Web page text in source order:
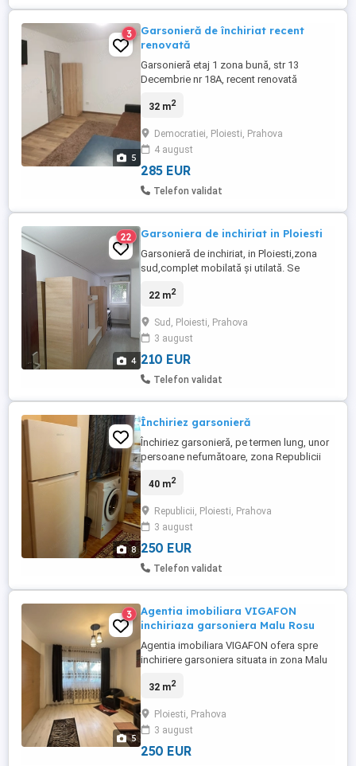
5
3
Garsonieră de închiriat recent
renovată
Garsonieră etaj 1 zona bună, str 13
Decembrie nr 18A, recent renovată
32 m2
Democratiei, Ploiesti, Prahova
4 august
285 EUR
Telefon validat
4
22 Garsoniera de inchiriat in Ploiesti
Garsonieră de inchiriat, in Ploiesti,zona
sud,complet mobilată și utilată. Se
are loc de munca stabil. Este disponibila
22 m2
Sud, Ploiesti, Prahova
3 august
210 EUR
Telefon validat
8
Închiriez garsonieră
Închiriez garsonieră, pe termen lung, unor
persoane nefumătoare, zona Republicii
suprafața utilă de 40 m pătrați, dormitor,
frigider, mașină de spălat, televizor),
proaspăt zugrăvit, mobilier clasic, ferestre
termopan, ...
40 m2
Republicii, Ploiesti, Prahova
3 august
250 EUR
Telefon validat
5
3
Agentia imobiliara VIGAFON
inchiriaza garsoniera Malu Rosu
Agentia imobiliara VIGAFON ofera spre
inchiriere garsoniera situata in zona Malu
nivele,confort 1 decomandat,compusa
suprafata utila de 32 mp,finisaje si
amenajari(gresie,faianta,parchet
laminat,termopan,usa metalica,calorifere
32 m2
Ploiesti, Prahova
3 august
250 EUR